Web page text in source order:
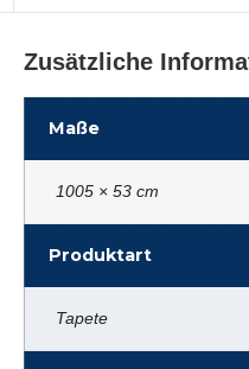
Zusätzliche
Maße
1005 × 53 cm
Produktart
Tapete